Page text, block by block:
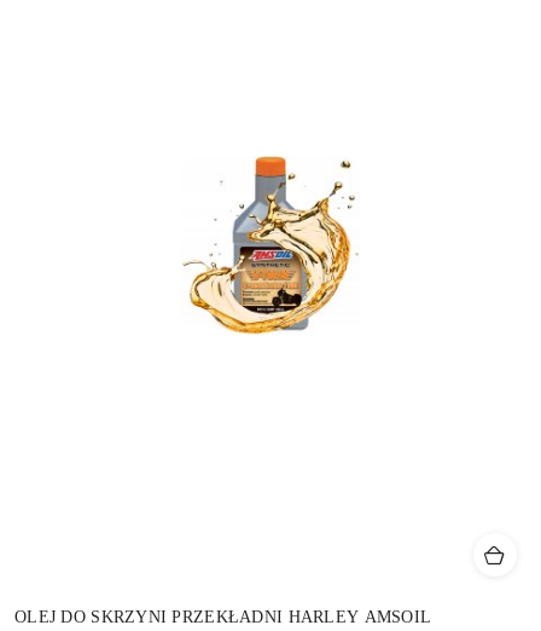
OLEJ DO SKRZYNI PRZEKŁADNI HARLEY AMSOIL